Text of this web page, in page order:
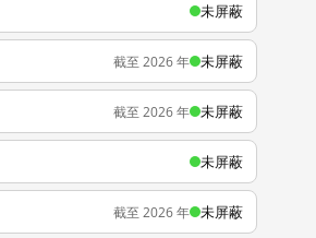
未屏蔽
截至 2026 年 未屏蔽
截至 2026 年 未屏蔽
未屏蔽
截至 2026 年 未屏蔽